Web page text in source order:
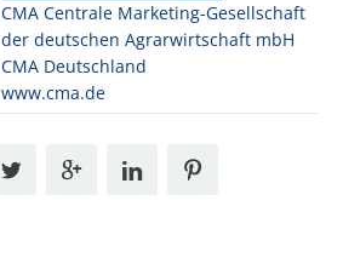
CMA Centrale Marketing-Gesellschaft
der deutschen Agrarwirtschaft mbH
CMA Deutschland
www.cma.de